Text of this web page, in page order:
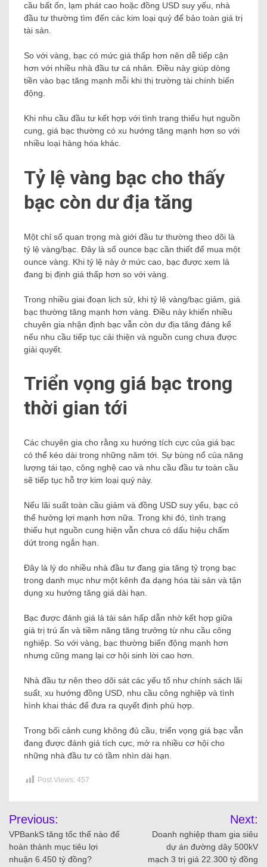
cầu bất ổn, lạm phát cao hoặc đồng USD suy yếu, nhà
đầu tư thường tìm đến các kim loại quý để bảo toàn giá trị
tài sản.
So với vàng, bạc có mức giá thấp hơn nên dễ tiếp cận
hơn với nhiều nhà đầu tư cá nhân. Điều này giúp dòng
tiền vào bạc tăng mạnh mỗi khi thị trường tài chính biến
động.
Khi nhu cầu đầu tư kết hợp với tình trạng thiếu hụt nguồn
cung, giá bạc thường có xu hướng tăng mạnh hơn so với
nhiều loại hàng hóa khác.
Tỷ lệ vàng bạc cho thấy
bạc còn dư địa tăng
Một chỉ số quan trọng mà giới đầu tư thường theo dõi là
tỷ lệ vàng/bạc. Đây là số ounce bạc cần thiết để mua một
ounce vàng. Khi tỷ lệ này ở mức cao, bạc được xem là
đang bị định giá thấp hơn so với vàng.
Trong nhiều giai đoạn lịch sử, khi tỷ lệ vàng/bạc giảm, giá
bạc thường tăng mạnh hơn vàng. Điều này khiến nhiều
chuyên gia nhận định bạc vẫn còn dư địa tăng đáng kể
nếu nhu cầu tiếp tục cải thiện và nguồn cung chưa được
giải quyết.
Triển vọng giá bạc trong
thời gian tới
Các chuyên gia cho rằng xu hướng tích cực của giá bạc
có thể kéo dài trong những năm tới. Sự bùng nổ của năng
lượng tái tạo, công nghệ cao và nhu cầu đầu tư toàn cầu
sẽ tiếp tục hỗ trợ kim loại quý này.
Nếu lãi suất toàn cầu giảm và đồng USD suy yếu, bạc có
thể hưởng lợi mạnh hơn nữa. Trong khi đó, tình trạng
thiếu hụt nguồn cung hiện vẫn chưa có dấu hiệu chấm
dứt trong ngắn hạn.
Đây là lý do nhiều nhà đầu tư đang gia tăng tỷ trọng bạc
trong danh mục như một kênh đa dạng hóa tài sản và tận
dụng xu hướng tăng giá dài hạn.
Bạc được đánh giá là tài sản hấp dẫn nhờ kết hợp giữa
giá trị trú ẩn và tiềm năng tăng trưởng từ nhu cầu công
nghiệp. So với vàng, bạc thường biến động mạnh hơn
nhưng cũng mang lại cơ hội sinh lời cao hơn.
Nhà đầu tư nên theo dõi sát các yếu tố như chính sách lãi
suất, xu hướng đồng USD, nhu cầu công nghiệp và tình
hình khai thác để đưa ra quyết định phù hợp.
Trong bối cảnh cung không đủ cầu, triển vọng giá bạc vẫn
đang được đánh giá tích cực, mở ra nhiều cơ hội cho
những nhà đầu tư có tầm nhìn dài hạn.
Post Views: 457
Previous:
VPBankS tăng tốc thế nào để
hoàn thành mục tiêu lợi
nhuận 6.450 tỷ đồng?
Next:
Doanh nghiệp tham gia siêu
dự án đường dây 500kV
mạch 3 trị giá 22.300 tỷ đồng